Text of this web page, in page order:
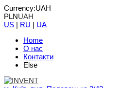
Currency:UAH
PLNUAH
US | RU | UA
Home
О нас
Контакти
Else